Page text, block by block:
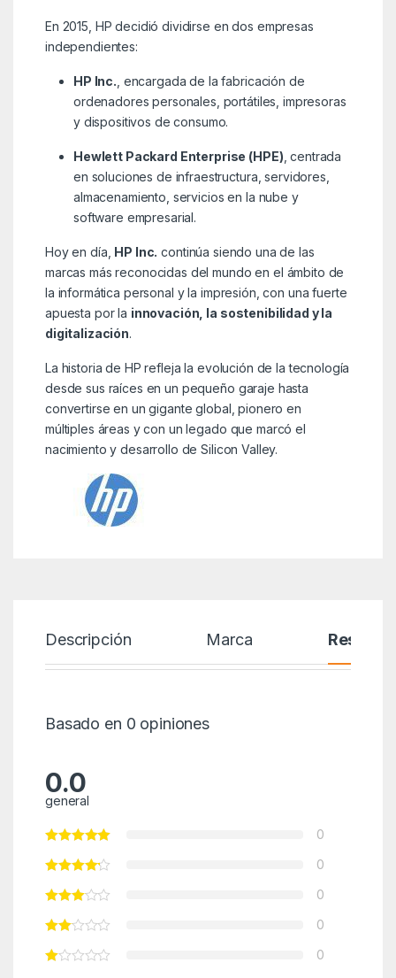
En 2015, HP decidió dividirse en dos empresas
independientes:
HP Inc. , encargada de la fabricación de
ordenadores personales, portátiles, impresoras
y dispositivos de consumo.
Hewlett Packard Enterprise (HPE) , centrada
en soluciones de infraestructura, servidores,
almacenamiento, servicios en la nube y
software empresarial.
Hoy en día, HP Inc. continúa siendo una de las
marcas más reconocidas del mundo en el ámbito de
la informática personal y la impresión, con una fuerte
apuesta por la innovación, la sostenibilidad y la
digitalización.
La historia de HP refleja la evolución de la tecnología
desde sus raíces en un pequeño garaje hasta
convertirse en un gigante global, pionero en
múltiples áreas y con un legado que marcó el
nacimiento y desarrollo de Silicon Valley.
Descripción Marca Reseñas
Basado en 0 opiniones
0.0
general
0
0
0
0
0